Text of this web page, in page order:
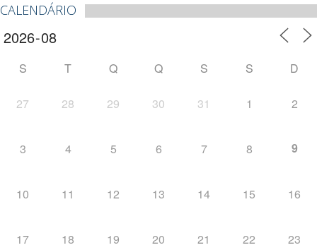
CALENDÁRIO
S T Q Q S S D
27 28 29 30 31 1 2
3 4 5 6 7 8 9
10 11 12 13 14 15 16
17 18 19 20 21 22 23